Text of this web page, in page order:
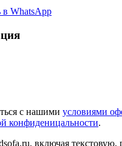
в WhatsApp
с нашими условиями
конфиденицальности.
включая текстовую,